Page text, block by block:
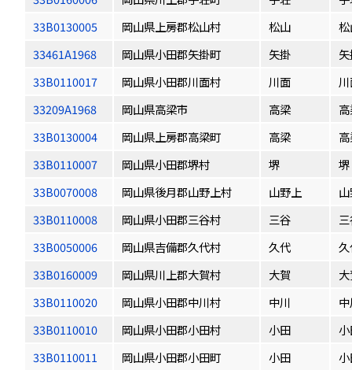
33B0130005
岡山県上房郡松山村 松山
33461A1968
岡山県小田郡矢掛町 矢掛
33B0110017
岡山県小田郡川面村 川面
33209A1968
岡山県高梁市 高梁
33B0130004
岡山県上房郡高梁町 高梁
33B0110007
岡山県小田郡堺村 堺
堺
33B0070008
岡山県後月郡山野上村 山野上
33B0110008
岡山県小田郡三谷村 三谷
33B0050006
岡山県吉備郡久代村 久代
33B0160009
岡山県川上郡大賀村 大賀
33B0110020
岡山県小田郡中川村 中川
33B0110010
岡山県小田郡小田村 小田
33B0110011
岡山県小田郡小田町 小田